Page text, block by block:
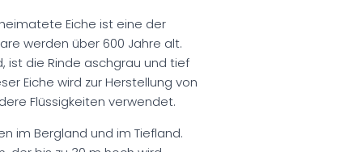
Eiche ist eine der
werden über 600 Jahre alt.
ist die Rinde aschgrau und tief
Eiche wird zur Herstellung von
Flüssigkeiten verwendet.
im Bergland und im Tiefland.